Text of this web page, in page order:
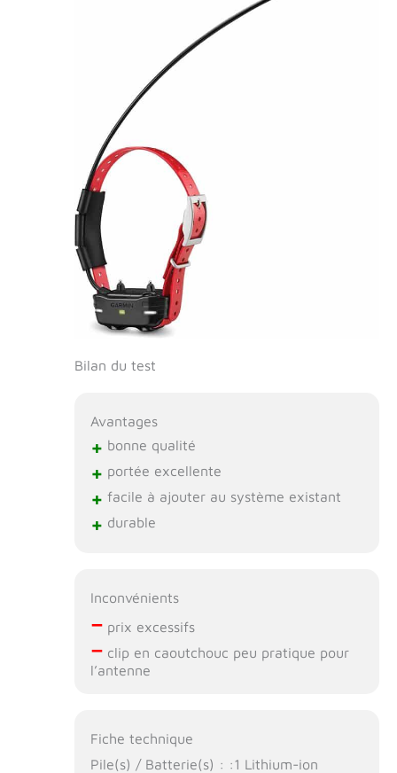
Bilan du test
Avantages
+ bonne qualité
+ portée excellente
+ facile à ajouter au système existant
+ durable
Inconvénients
–prix excessifs
–clip en caoutchouc peu pratique pour
l’antenne
Fiche technique
Pile(s) / Batterie(s) : :1 Lithium-ion